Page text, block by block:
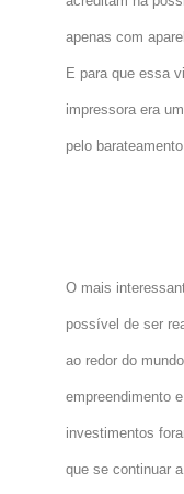
apenas com
E para que essa
impressora era
pelo
O mais
possível de ser
ao redor do
empreendimento
investimentos
que se continuar